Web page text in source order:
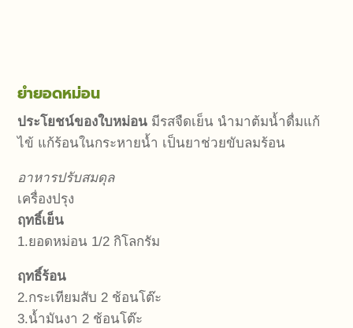
ยำยอดหม่อน
ประโยชน์ของใบหม่อน มีรสจืดเย็น นำมาต้มน้ำดื่มแก้
ไข้ แก้ร้อนในกระหายน้ำ เป็นยาช่วยขับลมร้อน
อาหารปรับสมดุล
เครื่องปรุง
ฤทธิ์เย็น
1.ยอดหม่อน 1/2 กิโลกรัม
ฤทธิ์ร้อน
2.กระเทียมสับ 2 ช้อนโต๊ะ
3.น้ำมันงา 2 ช้อนโต๊ะ